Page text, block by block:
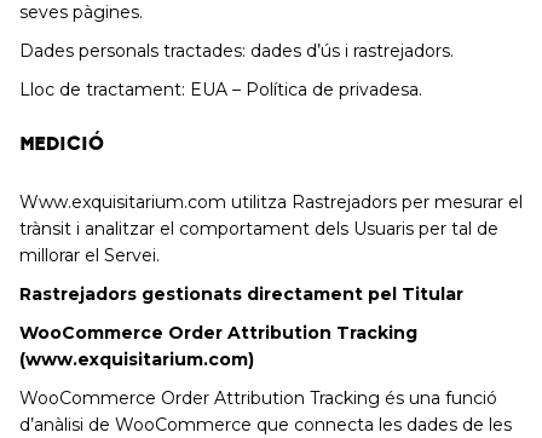
seves pàgines.
Dades personals tractades: dades d’ús i rastrejadors.
Lloc de tractament: EUA – Política de privadesa.
MEDICIÓ
Www.exquisitarium.com utilitza Rastrejadors per mesurar el
trànsit i analitzar el comportament dels Usuaris per tal de
millorar el Servei.
Rastrejadors gestionats directament pel Titular
WooCommerce Order Attribution Tracking
(www.exquisitarium.com)
WooCommerce Order Attribution Tracking és una funció
d’anàlisi de WooCommerce que connecta les dades de les